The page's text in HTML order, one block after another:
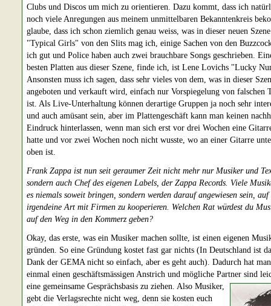
Clubs und Discos um mich zu orientieren. Dazu kommt, dass ich
noch viele Anregungen aus meinem unmittelbaren Bekanntenkreis
glaube, dass ich schon ziemlich genau weiss, was in dieser neuen
"Typical Girls" von den Slits mag ich, einige Sachen von den
ich gut und Police haben auch zwei brauchbare Songs geschrieben.
besten Platten aus dieser Szene, finde ich, ist Lene Lovichs "Lucky
Ansonsten muss ich sagen, dass sehr vieles von dem, was in dieser
angeboten und verkauft wird, einfach nur Vorspiegelung von falschen
ist. Als Live-Unterhaltung können derartige Gruppen ja noch sehr
und auch amüsant sein, aber im Plattengeschäft kann man keinen
Eindruck hinterlassen, wenn man sich erst vor drei Wochen eine
hatte und vor zwei Wochen noch nicht wusste, wo an einer Gitarre
oben ist.
Frank Zappa ist nun seit geraumer Zeit nicht mehr nur Musiker und
sondern auch Chef des eigenen Labels, der Zappa Records. Viele
es niemals soweit bringen, sondern werden darauf angewiesen sein, auf
irgendeine Art mit Firmen zu kooperieren. Welchen Rat würdest du
auf den Weg in den Kommerz geben?
Okay, das erste, was ein Musiker machen sollte, ist einen eigenen
gründen. So eine Gründung kostet fast gar nichts (In Deutschland ist
Dank der GEMA nicht so einfach, aber es geht auch). Dadurch hat
einmal einen geschäftsmässigen Anstrich und mögliche Partner sind
eine gemeinsame Gesprächsbasis zu ziehen. Also Musiker,
gebt die Verlagsrechte nicht weg, denn sie kosten euch